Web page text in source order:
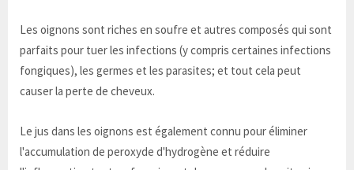
Les oignons sont riches en soufre et autres composés qui sont
parfaits pour tuer les infections (y compris certaines infections
fongiques), les germes et les parasites; et tout cela peut
causer la perte de cheveux.
Le jus dans les oignons est également connu pour éliminer
l'accumulation de peroxyde d'hydrogène et réduire